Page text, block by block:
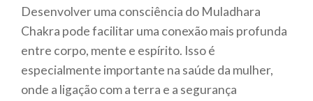
Desenvolver uma consciência do Muladhara
Chakra pode facilitar uma conexão mais profunda
entre corpo, mente e espírito. Isso é
especialmente importante na saúde da mulher,
onde a ligação com a terra e a segurança